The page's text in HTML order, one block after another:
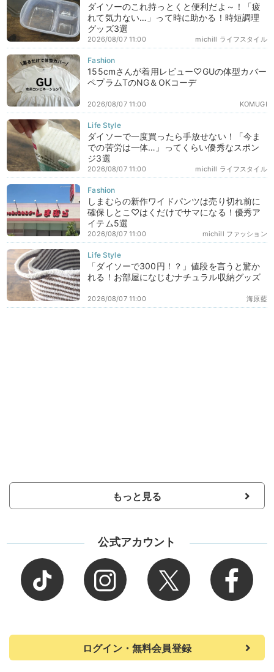
ダイソーのこれ持っとくと便利だよ～！「疲
れて気力ない…」って時に助かる！時短調理
グッズ3選
michill ライフスタイル
2026/08/07 11:00
155cmさんが着用レビュー♡GUの体型カバー
ペプラムTのNG＆OKコーデ
KOMUGI
2026/08/07 11:00
ダイソーで一度買ったら手放せない！「今ま
での苦労は一体…」ってくらい優秀なスポン
ジ3選
michill ライフスタイル
2026/08/07 11:00
しまむらの新作ワイドパンツは売り切れ前に
確保しとこ♡はくだけでサマになる！優秀ア
イテム5選
michill ファッション
2026/08/07 11:00
「ダイソーで300円！？」値段を言うと驚か
れる！お部屋になじむナチュラル収納グッズ
海原藍
2026/08/07 11:00
もっと見る
公式アカウント
ログイン・無料会員登録